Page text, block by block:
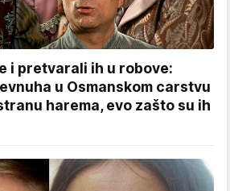
i pretvarali ih u robove:
u Osmanskom carstvu
harema, evo zašto su ih